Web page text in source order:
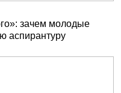
зачем молодые
аспирантуру